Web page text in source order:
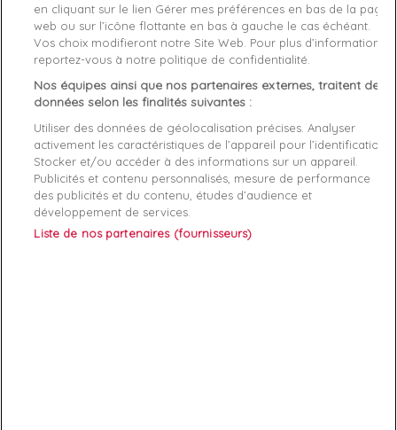
Matière Coton
Genre Homme
Rayon Vetement
Démarque 40 %
Références spécifiques
EAN-13 7621097948803
en cliquant sur le lien Gérer mes préférences en bas de la page
web ou sur l’icône flottante en bas à gauche le cas échéant.
Vos choix modifieront notre Site Web. Pour plus d’informations,
reportez-vous à notre politique de confidentialité.
Nos équipes ainsi que nos partenaires externes, traitent des
données selon les finalités suivantes :
Utiliser des données de géolocalisation précises. Analyser
activement les caractéristiques de l’appareil pour l’identification.
Stocker et/ou accéder à des informations sur un appareil.
Publicités et contenu personnalisés, mesure de performance
des publicités et du contenu, études d’audience et
développement de services.
Liste de nos partenaires (fournisseurs)